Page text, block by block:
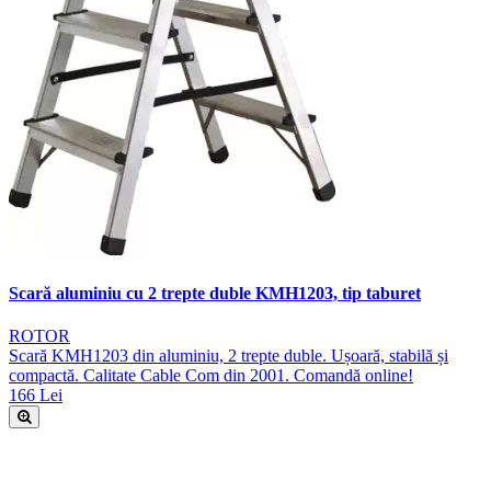
Scară aluminiu cu 2 trepte duble KMH1203, tip taburet
ROTOR
Scară KMH1203 din aluminiu, 2 trepte duble. Ușoară, stabilă și
compactă. Calitate Cable Com din 2001. Comandă online!
166 Lei